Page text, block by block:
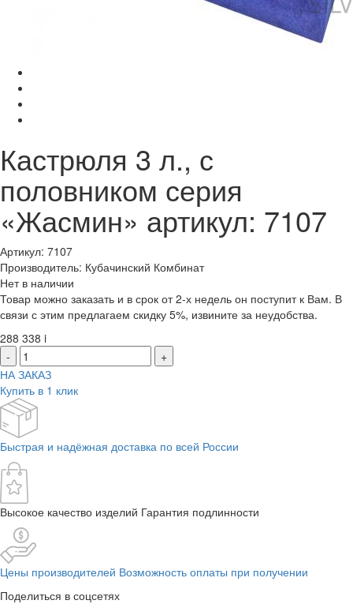
Кастрюля 3 л., с
половником серия
«Жасмин» артикул: 7107
Артикул: 7107
Производитель: Кубачинский Комбинат
Нет в наличии
Товар можно заказать и в срок от 2-х недель он поступит к Вам. В
связи с этим предлагаем скидку 5%, извините за неудобства.
288 338 i
-
+
НА ЗАКАЗ
Купить в 1 клик
Быстрая и надёжная доставка по всей России
Высокое качество изделий Гарантия подлинности
Цены производителей Возможность оплаты при получении
Поделиться в соцсетях